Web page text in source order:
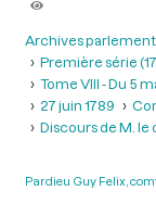
Archives
Première série
Tome VIII - Du 5
27 juin 1789
Discours de M.
Pardieu Guy Felix,